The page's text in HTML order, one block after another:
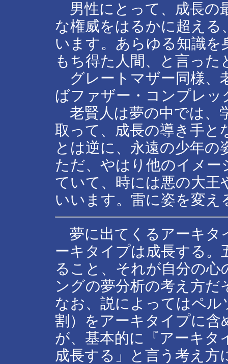
男性にとって、成長の
な権威をはるかに超え
います。あらゆる知識を
もち得た人間、と言っ
グレートマザー同様、
ばファザー・コンプレ
老賢人は夢の中では、
取って、成長の導き手と
とは逆に、永遠の少年
ただ、やはり他のイメー
ていて、時には悪の大
いいます。雷に姿を変
夢に出てくるアーキタ
ーキタイプは成長する
ること、それが自分の
ングの夢分析の考え方だ
なお、説によってはペル
割）をアーキタイプに
が、基本的に『アーキタ
成長する」と言う考え